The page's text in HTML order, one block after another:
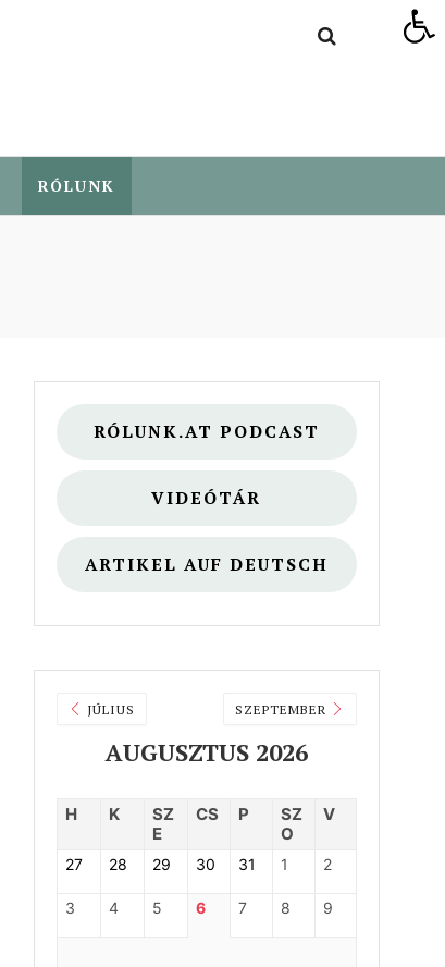
RÓLUNK
RÓLUNK.AT PODCAST
VIDEÓTÁR
ARTIKEL AUF DEUTSCH
JÚLIUS
AUGUSZTUS 2026
SZEPTEMBER
H K
SZ
E
CS P
SZ
O
V
27 28 29 30 31 1 2
3 4 5 6 7 8 9